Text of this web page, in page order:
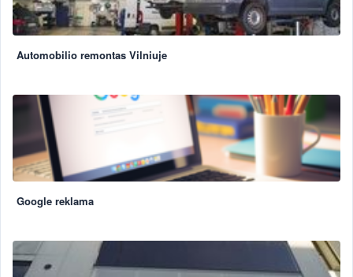
Automobilio remontas Vilniuje
Google reklama